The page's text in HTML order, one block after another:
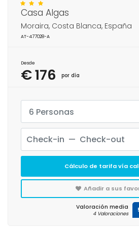
Casa Algas
Moraira, Costa Blanca, España
AT-477028-A
Desde
€ 176 por día
6 Personas
Cálculo de tarifa vía
Añadir a sus
Valoración media
4 Valoraciones